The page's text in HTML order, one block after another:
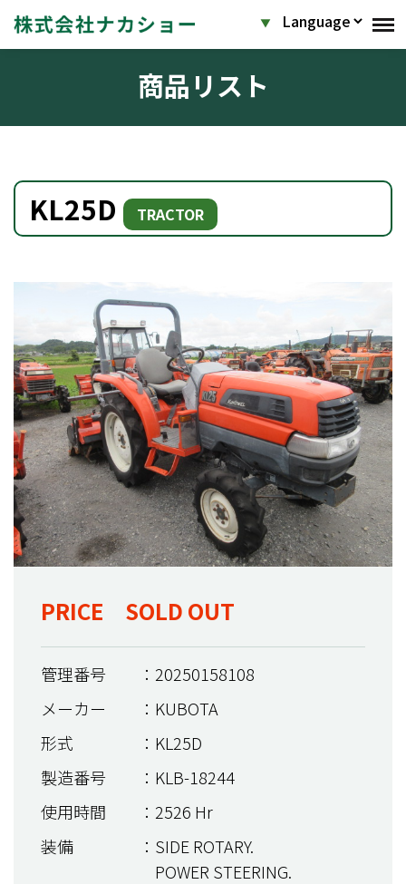
商品リスト
KL25D TRACTOR
PRICE SOLD OUT
管理番号
：20250158108
メーカー
：KUBOTA
形式
：KL25D
製造番号
：KLB-18244
使用時間
：2526 Hr
装備
：SIDE ROTARY.
POWER STEERING.